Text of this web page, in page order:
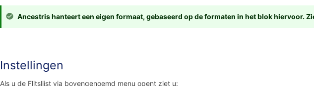
Ancestris hanteert een eigen formaat, gebaseerd op de formaten in het blok hiervoor.
Instellingen
Als u de Flitslijst via bovengenoemd menu opent ziet u: